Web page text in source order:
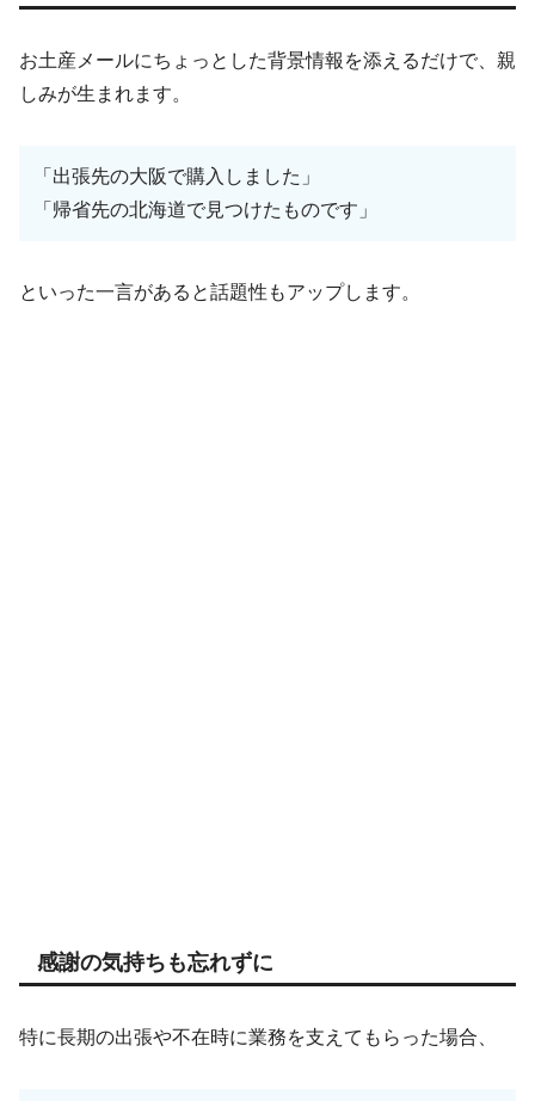
お土産メールにちょっとした背景情報を添えるだけで、親
しみが生まれます。
「出張先の大阪で購入しました」
「帰省先の北海道で見つけたものです」
といった一言があると話題性もアップします。
感謝の気持ちも忘れずに
特に長期の出張や不在時に業務を支えてもらった場合、